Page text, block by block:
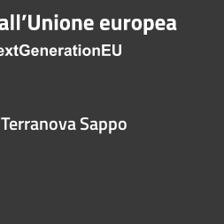
Sappo